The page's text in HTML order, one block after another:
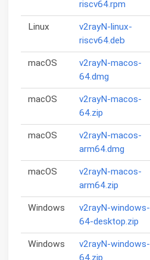
riscv64.rpm
Linux
v2rayN-linux-
riscv64.deb
macOS
v2rayN-macos-
64.dmg
macOS
v2rayN-macos-
64.zip
macOS
v2rayN-macos-
arm64.dmg
macOS
v2rayN-macos-
arm64.zip
Windows
v2rayN-windows-
64-desktop.zip
Windows
v2rayN-windows-
64.zip